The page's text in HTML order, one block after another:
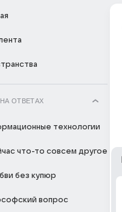
ОТВЕТАХ
технологии
что-то совсем другое
без купюр
вопрос